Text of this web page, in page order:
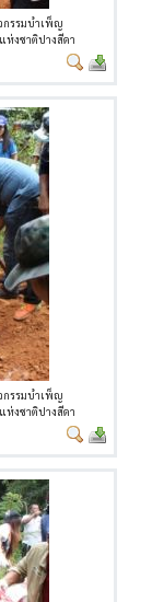
กรรมบำเพ็ญ
งชาติปางสีดา
กรรมบำเพ็ญ
งชาติปางสีดา